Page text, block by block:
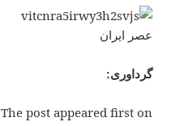
عصر ایران
گرداوری:
The post appeared first on .